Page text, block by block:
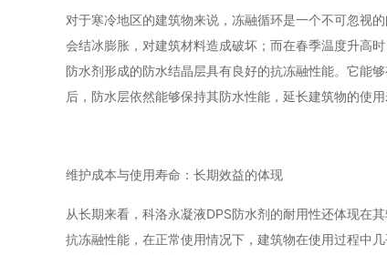
对于寒冷地区的建筑物来说，冻融循环是一个不可忽视
会结冰膨胀，对建筑材料造成破坏；而在春季温度升高
防水剂形成的防水结晶层具有良好的抗冻融性能。它能
后，防水层依然能够保持其防水性能，延长建筑物的使用
维护成本与使用寿命：长期效益的体现
从长期来看，科洛永凝液DPS防水剂的耐用性还体现在
抗冻融性能，在正常使用情况下，建筑物在使用过程中